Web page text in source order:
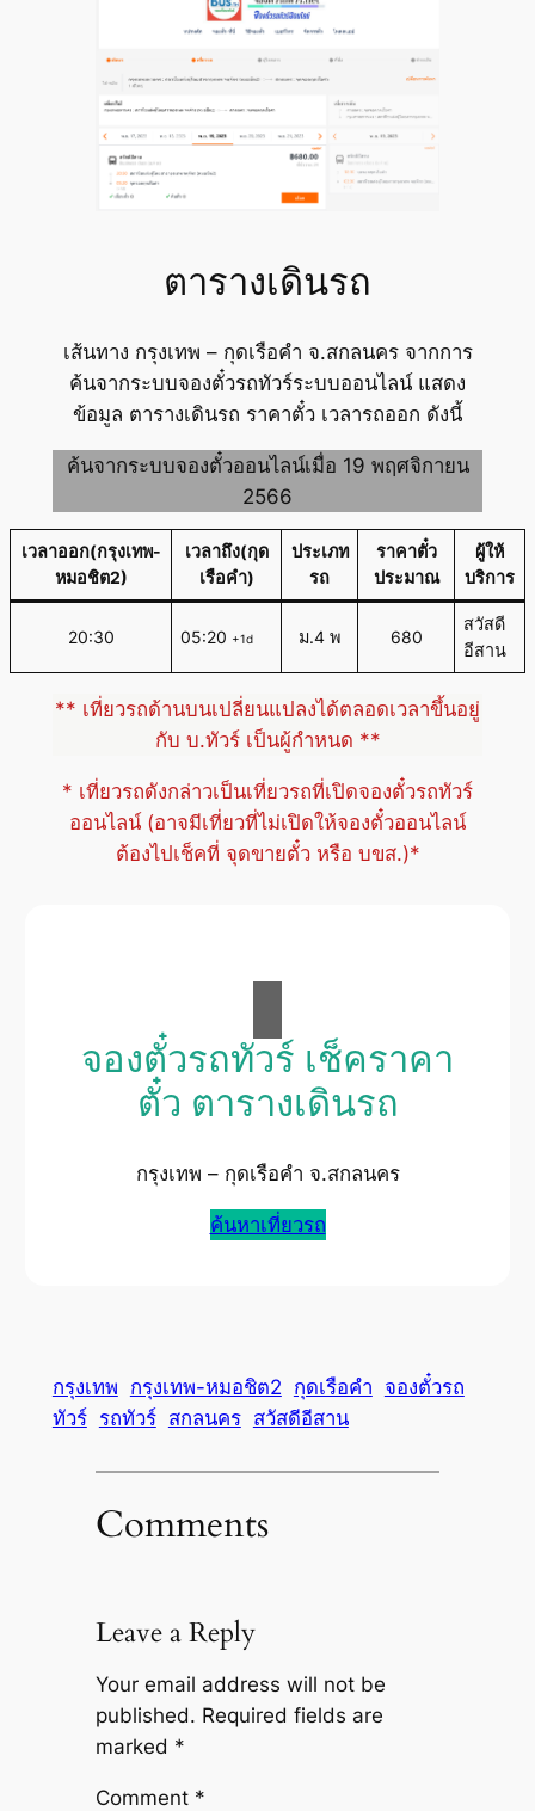
ตารางเดินรถ
เส้นทาง กรุงเทพ – กุดเรือคำ จ.สกลนคร จากการ
ค้นจากระบบจองตั๋วรถทัวร์ระบบออนไลน์ แสดง
ข้อมูล ตารางเดินรถ ราคาตั๋ว เวลารถออก ดังนี้
ค้นจากระบบจองตั๋วออนไลน์เมื่อ 19 พฤศจิกายน
2566
เวลาออก(กรุงเทพ-
หมอชิต2)
เวลาถึง(กุด
เรือคำ)
ประเภท
รถ
ราคาตั๋ว
ประมาณ
ผู้ให้
บริการ
20:30 05:20 +1d ม.4 พ 680
สวัสดี
อีสาน
** เที่ยวรถด้านบนเปลี่ยนแปลงได้ตลอดเวลาขึ้นอยู่
กับ บ.ทัวร์ เป็นผู้กำหนด **
* เที่ยวรถดังกล่าวเป็นเที่ยวรถที่เปิดจองตั๋วรถทัวร์
ออนไลน์ (อาจมีเที่ยวที่ไม่เปิดให้จองตั๋วออนไลน์
ต้องไปเช็คที่ จุดขายตั๋ว หรือ บขส.)*
จองตั๋วรถทัวร์ เช็คราคา
ตั๋ว ตารางเดินรถ
กรุงเทพ – กุดเรือคำ จ.สกลนคร
ค้นหาเที่ยวรถ
กรุงเทพ กรุงเทพ-หมอชิต2 กุดเรือคำ จองตั๋วรถ
ทัวร์ รถทัวร์ สกลนคร สวัสดีอีสาน
Comments
Leave a Reply
Your email address will not be
published. Required fields are
marked *
Comment *